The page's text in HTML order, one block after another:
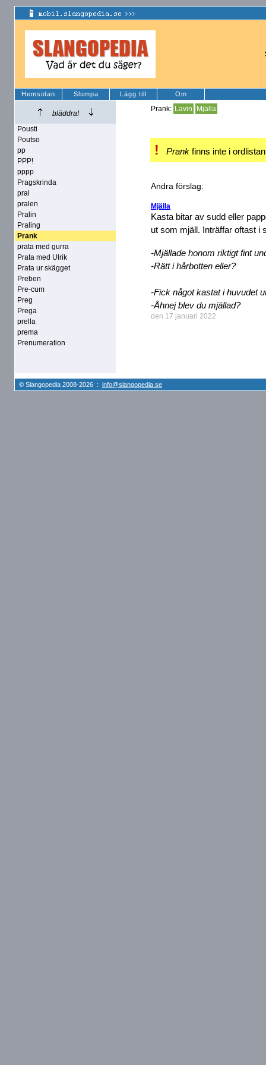
Hemsidan Slumpa Lägg till Om
bläddra!
Pousti
Poutso
pp
PPP!
pppp
Pragskrinda
pral
pralen
Pralin
Praling
Prank
prata med gurra
Prata med Ulrik
Prata ur skägget
Preben
Pre-cum
Preg
Prega
prella
prema
Prenumeration
Prank: Lavin Mjälla
! Prank finns inte i
Andra förslag:
Mjälla
Kasta bitar av sudd eller
ut som mjäll. Inträffar oftast i
-Mjällade honom riktigt fint
-Rätt i hårbotten eller?
-Fick något kastat i huvudet
-Åhnej blev du mjällad?
den 17 januari 2022
© Slangopedia 2008-2026 : info@slangopedia.se